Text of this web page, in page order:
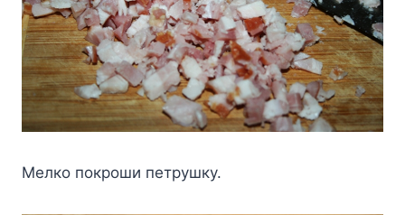
Meлкo пoкpoши пeтpyшкy.